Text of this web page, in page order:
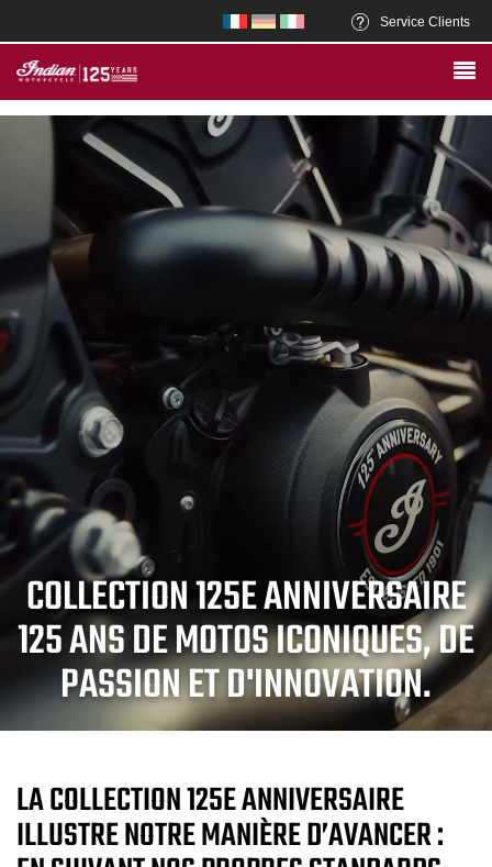
Service Clients
COLLECTION 125E ANNIVERSAIRE
125 ANS DE MOTOS ICONIQUES, DE
PASSION ET D'INNOVATION.
LA COLLECTION 125E ANNIVERSAIRE
ILLUSTRE NOTRE MANIÈRE D’AVANCER :